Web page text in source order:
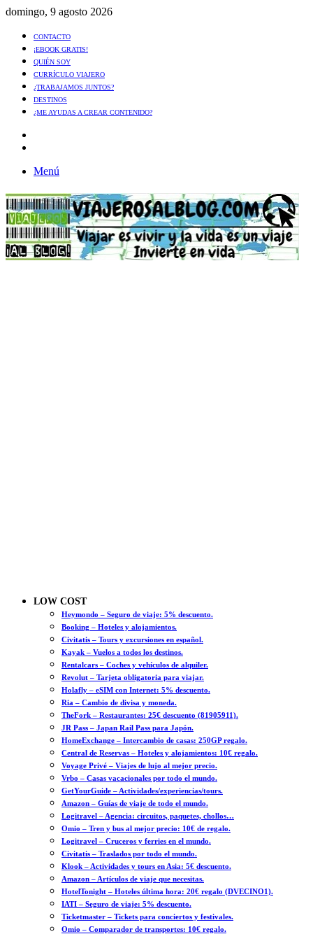
domingo, 9 agosto 2026
CONTACTO
¡EBOOK GRATIS!
QUIÉN SOY
CURRÍCULO VIAJERO
¿TRABAJAMOS JUNTOS?
DESTINOS
¿ME AYUDAS A CREAR CONTENIDO?
Menú
LOW COST
Heymondo – Seguro de viaje: 5% descuento.
Booking – Hoteles y alojamientos.
Civitatis – Tours y excursiones en español.
Kayak – Vuelos a todos los destinos.
Rentalcars – Coches y vehículos de alquiler.
Revolut – Tarjeta obligatoria para viajar.
Holafly – eSIM con Internet: 5% descuento.
Ria – Cambio de divisa y moneda.
TheFork – Restaurantes: 25€ descuento (81905911).
JR Pass – Japan Rail Pass para Japón.
HomeExchange – Intercambio de casas: 250GP regalo.
Central de Reservas – Hoteles y alojamientos: 10€ regalo.
Voyage Privé – Viajes de lujo al mejor precio.
Vrbo – Casas vacacionales por todo el mundo.
GetYourGuide – Actividades/experiencias/tours.
Amazon – Guías de viaje de todo el mundo.
Logitravel – Agencia: circuitos, paquetes, chollos…
Omio – Tren y bus al mejor precio: 10€ de regalo.
Logitravel – Cruceros y ferries en el mundo.
Civitatis – Traslados por todo el mundo.
Klook – Actividades y tours en Asia: 5€ descuento.
Amazon – Artículos de viaje que necesitas.
HotelTonight – Hoteles última hora: 20€ regalo (DVECINO1).
IATI – Seguro de viaje: 5% descuento.
Ticketmaster – Tickets para conciertos y festivales.
Omio – Comparador de transportes: 10€ regalo.